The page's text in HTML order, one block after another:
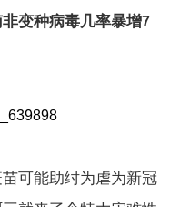
变种病毒几率暴增7
可能助纣为虐为新冠